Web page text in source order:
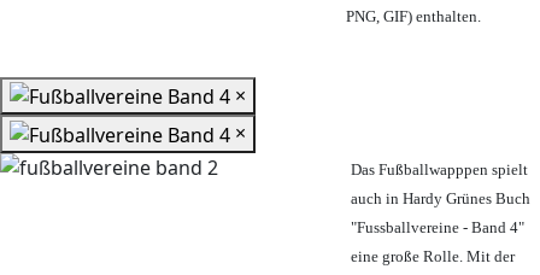
PNG, GIF) enthalten.
×
×
Das Fußballwapppen spielt
auch in Hardy Grünes Buch
"Fussballvereine - Band 4"
eine große Rolle. Mit der